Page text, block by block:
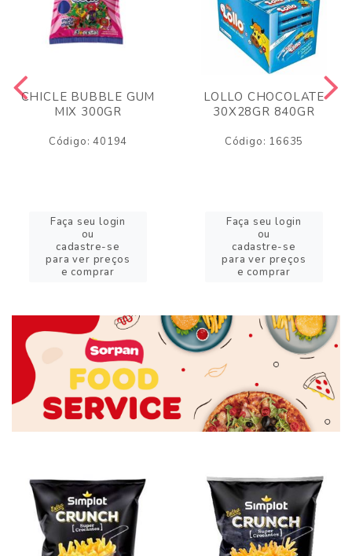
CHICLE BUBBLE GUM
MIX 300GR
Código: 40194
Faça seu login
ou
cadastre-se
para ver preços
e comprar
LOLLO CHOCOLATE
30X28GR 840GR
Código: 16635
Faça seu login
ou
cadastre-se
para ver preços
e comprar